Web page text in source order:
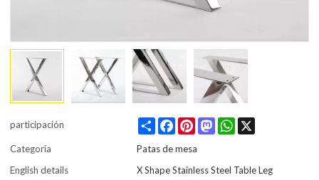
participación Share FacebookPinterestMastodonWhatsApp
Categoría
Patas de mesa
English details
X Shape Stainless Steel Table Leg